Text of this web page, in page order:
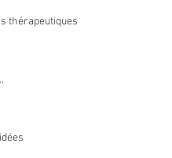
thérapeutiques